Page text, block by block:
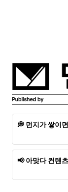
💭 먼지가 쌓이
점으로부터 24
요.
📢 아맞다 컨텐
각주줍줍 오